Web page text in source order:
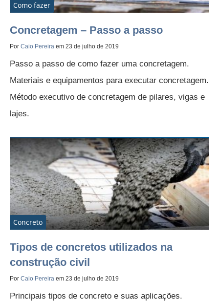
Como fazer
Concretagem – Passo a passo
Por Caio Pereira em 23 de julho de 2019
Passo a passo de como fazer uma concretagem.
Materiais e equipamentos para executar concretagem.
Método executivo de concretagem de pilares, vigas e
lajes.
Concreto
Tipos de concretos utilizados na
construção civil
Por Caio Pereira em 23 de julho de 2019
Principais tipos de concreto e suas aplicações.